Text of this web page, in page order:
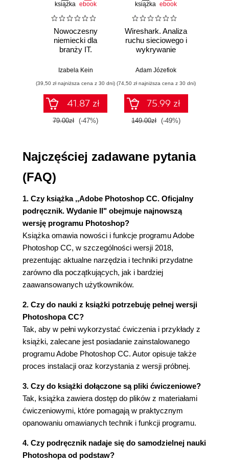
Otwieranie pliku za pośrednictwem programu
Prostowanie i kadrowanie obrazu w Photoshopie
Narzędzie Spot Healing Brush (Punktowy pędzel
korygujący) (44)
Stosowanie narzędzia Patch (Łatka) w trybie
uwzględniania zawartości obrazu (45)
Retuszowanie za pomocą narzędzia Clone Stamp
3. Zaznaczenia (52)
Zaznaczenia i narzędzia do ich tworzenia (54)
Stosowanie narzędzia Quick Selection (Szybkie
zaznaczanie) (55)
Przesuwanie zaznaczonego obszaru (56)
Manipulowanie zaznaczeniami (57)
Zaznaczanie za pomocą narzędzia Magic Wand
(Różdżka) (60)
Zaznaczanie za pomocą narzędzi typu lasso (63)
Obracanie zaznaczenia (64)
Zaznaczanie za pomocą narzędzia Magnetic
Lasso (Lasso magnetyczne) (65)
Zaznaczanie od punktu środkowego (66)
Zmienianie rozmiarów i kopiowanie zaznaczenia
(67)
Kadrowanie obrazu (69)
O warstwach (74)
Rozpoczynamy pracę (74)
Panel Layers (Warstwy) (75)
Nakładanie gradientu na warstwę (90)
Stosowanie stylów warstw (92)
książka ebook
Nowoczesny
niemiecki dla
branży IT.
przykłady i
Izabela Kein
(39,50 zł najniższa cena z 30 dni)
41.87 zł
79.00zł (-47%)
książka ebook
Wireshark. Analiza
ruchu sieciowego i
wykrywanie
Adam Józefiok
(74,50 zł najniższa cena z 30 dni)
75.99 zł
149.00zł (-49%)
Najczęściej zadawane pytania
(FAQ)
1. Czy książka ,,Adobe Photoshop CC. Oficjalny
podręcznik. Wydanie II" obejmuje najnowszą
wersję programu Photoshop?
Książka omawia nowości i funkcje programu Adobe
Photoshop CC, w szczególności wersji 2018,
prezentując aktualne narzędzia i techniki przydatne
zarówno dla początkujących, jak i bardziej
zaawansowanych użytkowników.
2. Czy do nauki z książki potrzebuję pełnej wersji
Photoshopa CC?
Tak, aby w pełni wykorzystać ćwiczenia i przykłady z
książki, zalecane jest posiadanie zainstalowanego
programu Adobe Photoshop CC. Autor opisuje także
proces instalacji oraz korzystania z wersji próbnej.
3. Czy do książki dołączone są pliki ćwiczeniowe?
Tak, książka zawiera dostęp do plików z materiałami
ćwiczeniowymi, które pomagają w praktycznym
opanowaniu omawianych technik i funkcji programu.
4. Czy podręcznik nadaje się do samodzielnej nauki
Photoshopa od podstaw?